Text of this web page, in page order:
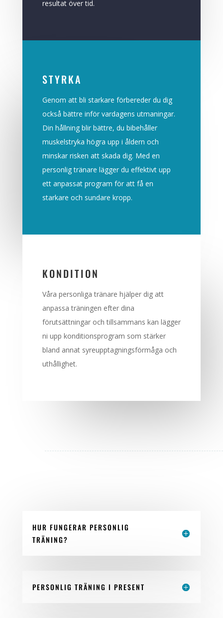
resultat över tid.
STYRKA
Genom att bli starkare förbereder du dig
också bättre inför vardagens utmaningar.
Din hållning blir bättre, du bibehåller
muskelstryka högra upp i åldern och
minskar risken att skada dig. Med en
personlig tränare lägger du effektivt upp
ett anpassat program för att få en
starkare och sundare kropp.
KONDITION
Våra personliga tränare hjälper dig att
anpassa träningen efter dina
förutsättningar och tillsammans kan lägger
ni upp konditionsprogram som stärker
bland annat syreupptagningsförmåga och
uthållighet.
HUR FUNGERAR PERSONLIG
TRÄNING?
PERSONLIG TRÄNING I PRESENT